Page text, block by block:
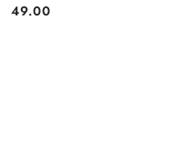
Cena:
49.00